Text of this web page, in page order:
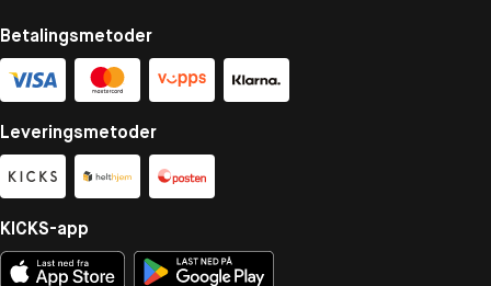
Betalingsmetoder
Leveringsmetoder
KICKS-app